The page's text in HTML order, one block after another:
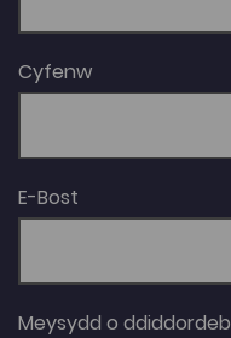
Cyfenw
E-Bost
Meysydd o ddiddordeb